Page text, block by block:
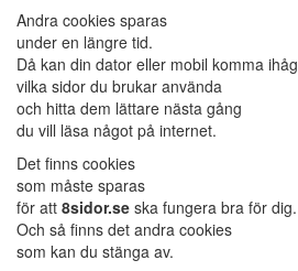
Andra cookies sparas
under en längre tid.
Då kan din dator eller mobil komma ihåg
vilka sidor du brukar använda
och hitta dem lättare nästa gång
du vill läsa något på internet.
Det finns cookies
som måste sparas
för att 8sidor.se ska fungera bra för dig.
Och så finns det andra cookies
som kan du stänga av.